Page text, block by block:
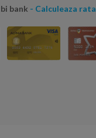
bank - Calculeaza rata